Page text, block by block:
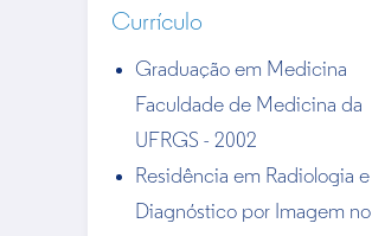
Currículo
Graduação em Medicina
Faculdade de Medicina da
UFRGS - 2002
Residência em Radiologia e
Diagnóstico por Imagem no